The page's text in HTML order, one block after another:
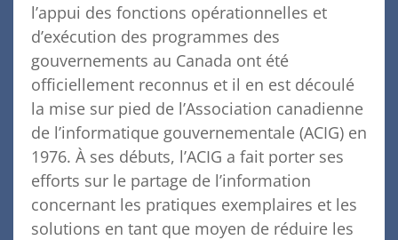
l’appui des fonctions opérationnelles et
d’exécution des programmes des
gouvernements au Canada ont été
officiellement reconnus et il en est découlé
la mise sur pied de l’Association canadienne
de l’informatique gouvernementale (ACIG) en
1976. À ses débuts, l’ACIG a fait porter ses
efforts sur le partage de l’information
concernant les pratiques exemplaires et les
solutions en tant que moyen de réduire les